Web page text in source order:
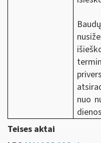
nuo
Teises aktai